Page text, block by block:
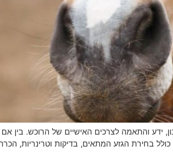
והתאמה לצרכים האישיים של הרוכש. בין
כולל בחירת הגזע המתאים, בדיקות וטרינריות,